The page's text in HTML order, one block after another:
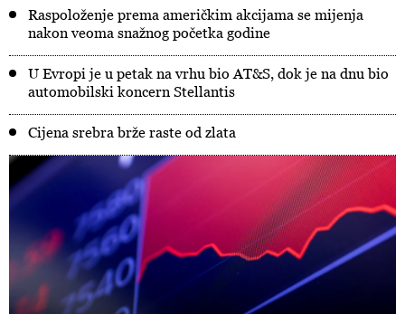
Raspoloženje prema američkim akcijama se mijenja
nakon veoma snažnog početka godine
U Evropi je u petak na vrhu bio AT&S, dok je na dnu bio
automobilski koncern Stellantis
Cijena srebra brže raste od zlata